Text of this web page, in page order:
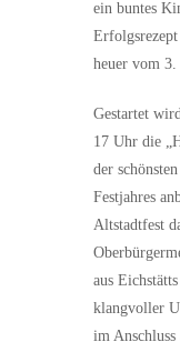
ein buntes
Erfolgsrezept
heuer vom
Gestartet
17 Uhr die
der
Festjahres
Altstadtfest
aus
klangvoller
im